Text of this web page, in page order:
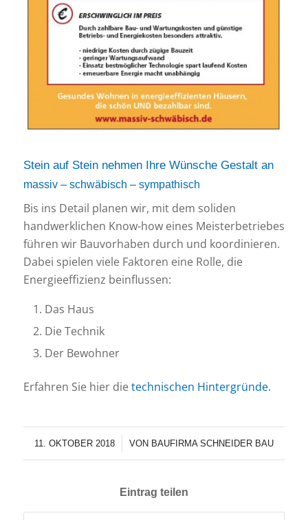
Stein auf Stein nehmen Ihre Wünsche Gestalt an
massiv – schwäbisch – sympathisch
Bis ins Detail planen wir, mit dem soliden
handwerklichen Know-how eines Meisterbetriebes
führen wir Bauvorhaben durch und koordinieren.
Dabei spielen viele Faktoren eine Rolle, die
Energieeffizienz beinflussen:
Das Haus
Die Technik
Der Bewohner
Erfahren Sie hier dietechnischen Hintergründe.
11. OKTOBER 2018
/ VON BAUFIRMA SCHNEIDER BAU
Eintrag teilen